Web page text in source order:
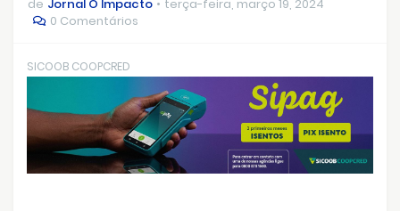
de Jornal O Impacto
terça-feira, março 19, 2024
0 Comentários
SICOOB COOPCRED